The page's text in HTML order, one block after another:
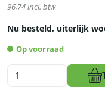
96,74incl. btw
Nu besteld, uiterlijk
Op voorraad
HCB
Waterboiler